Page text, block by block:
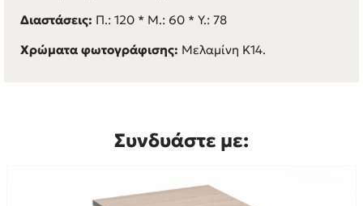
Διαστάσεις: Π.: 120 * M.: 60 * Y.: 78
Χρώματα φωτογράφισης: Mελαμίνη Κ14.
Συνδυάστε με: